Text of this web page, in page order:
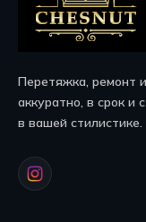
Перетяжка, ремонт
аккуратно, в срок
в вашей стилистике.